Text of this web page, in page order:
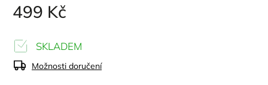
499 Kč
SKLADEM
Možnosti doručení